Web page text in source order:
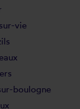
vie
boulogne